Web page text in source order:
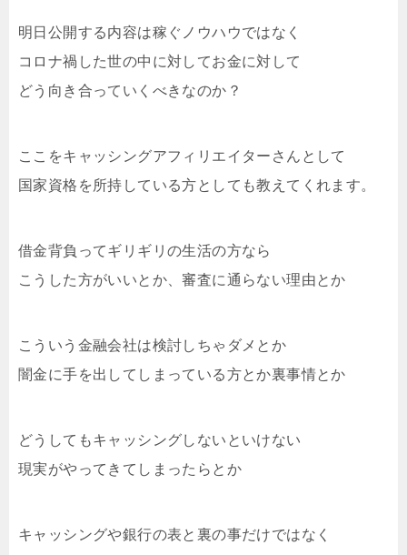
明日公開する内容は稼ぐノウハウではなく
コロナ禍した世の中に対してお金に対して
どう向き合っていくべきなのか？
ここをキャッシングアフィリエイターさんとして
国家資格を所持している方としても教えてくれます。
借金背負ってギリギリの生活の方なら
こうした方がいいとか、審査に通らない理由とか
こういう金融会社は検討しちゃダメとか
闇金に手を出してしまっている方とか裏事情とか
どうしてもキャッシングしないといけない
現実がやってきてしまったらとか
キャッシングや銀行の表と裏の事だけではなく